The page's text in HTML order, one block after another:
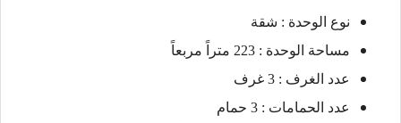
نوع الوحدة : شقة
مساحة الوحدة : 223 متراً مربعاً
عدد الغرف : 3 غرف
عدد الحمامات : 3 حمام